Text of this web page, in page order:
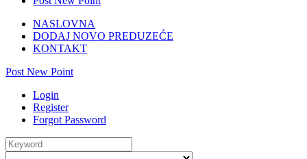
NASLOVNA
DODAJ NOVO PREDUZEĆE
KONTAKT
Post New Point
Login
Register
Forgot Password